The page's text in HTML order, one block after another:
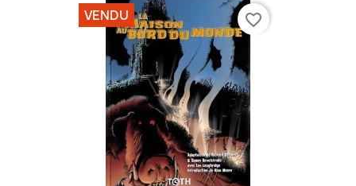
VENDU favorite_border